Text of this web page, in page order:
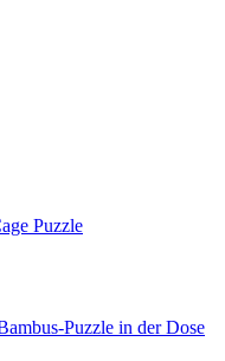
Puzzle
Puzzle in der Dose